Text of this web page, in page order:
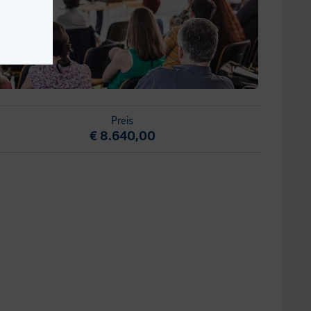
Preis
€ 8.640,00